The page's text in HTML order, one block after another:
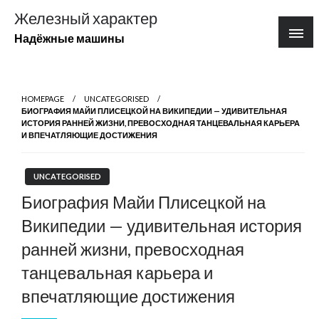
содержимому
Железный характер
Надёжные машины
HOMEPAGE
UNCATEGORISED
БИОГРАФИЯ МАЙИ ПЛИСЕЦКОЙ НА ВИКИПЕДИИ — УДИВИТЕЛЬНАЯ
ИСТОРИЯ РАННЕЙ ЖИЗНИ, ПРЕВОСХОДНАЯ ТАНЦЕВАЛЬНАЯ КАРЬЕРА
И ВПЕЧАТЛЯЮЩИЕ ДОСТИЖЕНИЯ
UNCATEGORISED
Биография Майи Плисецкой на
Википедии — удивительная история
ранней жизни, превосходная
танцевальная карьера и
впечатляющие достижения